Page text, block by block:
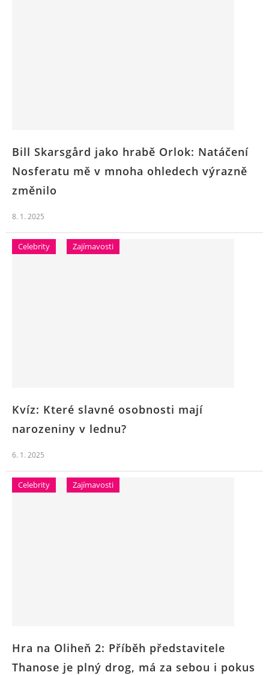
Bill Skarsgård jako hrabě Orlok: Natáčení
Nosferatu mě v mnoha ohledech výrazně
změnilo
8. 1. 2025
Celebrity Zajímavosti
Kvíz: Které slavné osobnosti mají
narozeniny v lednu?
6. 1. 2025
Celebrity Zajímavosti
Hra na Oliheň 2: Příběh představitele
Thanose je plný drog, má za sebou i pokus